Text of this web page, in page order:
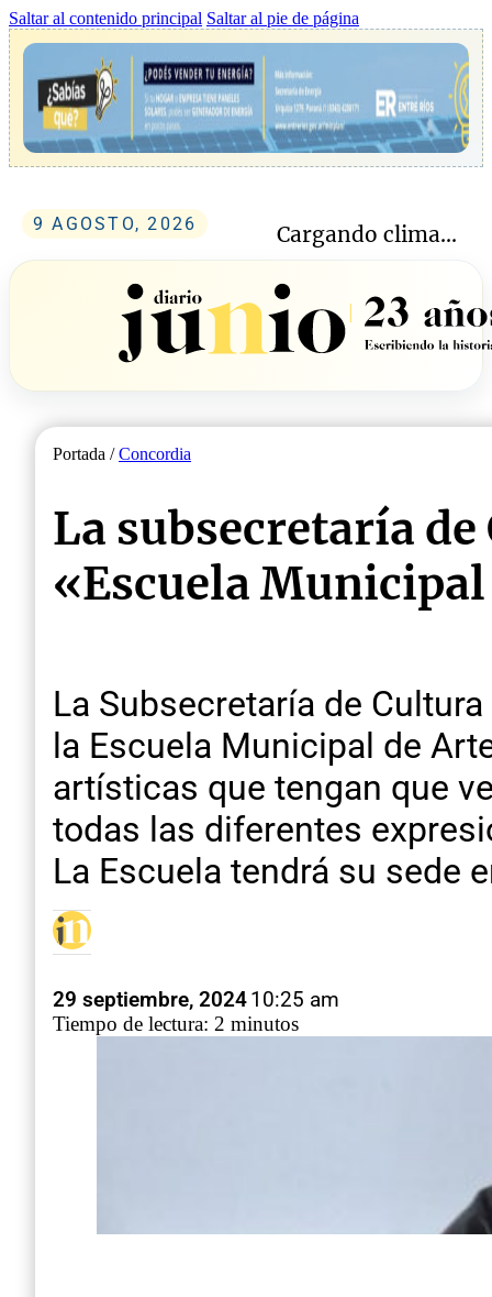
Saltar al contenido principal Saltar al pie de página
9 AGOSTO, 2026 Cargando clima...
Portada /Concordia
La subsecretaría
«Escuela
La Subsecretaría de
la Escuela Municipal de
artísticas que tengan que
todas las diferentes
La Escuela tendrá su sede
29 septiembre, 202410:25 am
Tiempo de lectura: 2 minutos